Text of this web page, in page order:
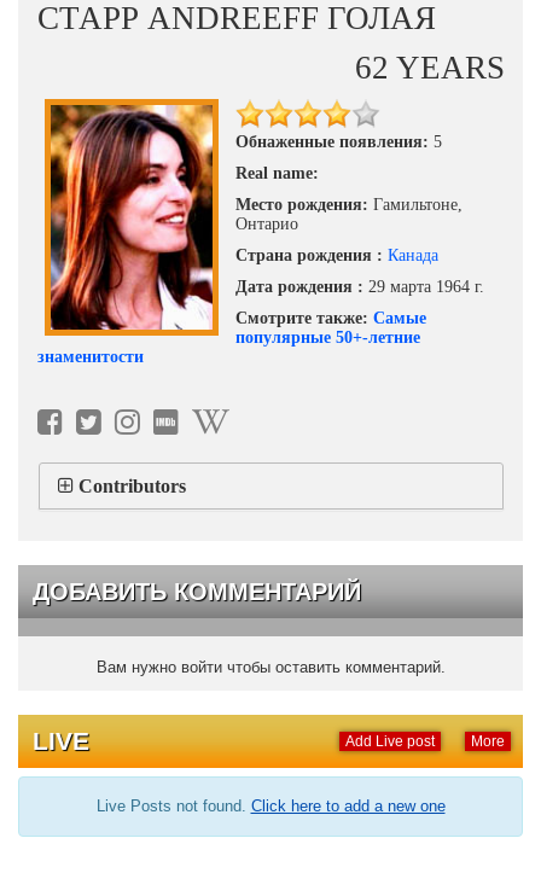
СТАРР ANDREEFF ГОЛАЯ
62 YEARS
Обнаженные появления: 5
Real name:
Место рождения: Гамильтоне,
Онтарио
Страна рождения : Канада
Дата рождения : 29 марта 1964 г.
Смотрите также: Самые
популярные 50+-летние
знаменитости
Contributors
ДОБАВИТЬ КОММЕНТАРИЙ
Вам нужно войти чтобы оставить комментарий.
More
Add Live post
LIVE
Live Posts not found. Click here to add a new one